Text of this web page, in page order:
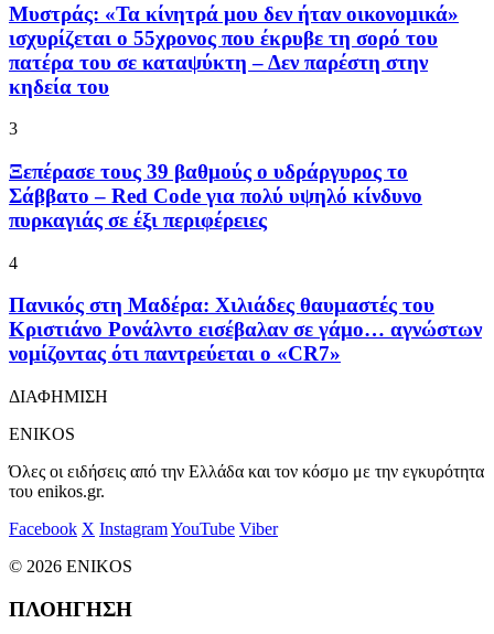
Μυστράς: «Τα κίνητρά μου δεν ήταν οικονομικά»
ισχυρίζεται ο 55χρονος που έκρυβε τη σορό του
πατέρα του σε καταψύκτη – Δεν παρέστη στην
κηδεία του
3
Ξεπέρασε τους 39 βαθμούς ο υδράργυρος το
Σάββατο – Red Code για πολύ υψηλό κίνδυνο
πυρκαγιάς σε έξι περιφέρειες
4
Πανικός στη Μαδέρα: Χιλιάδες θαυμαστές του
Κριστιάνο Ρονάλντο εισέβαλαν σε γάμο… αγνώστων
νομίζοντας ότι παντρεύεται ο «CR7»
ΔΙΑΦΗΜΙΣΗ
ENIKOS
Όλες οι ειδήσεις από την Ελλάδα και τον κόσμο με την εγκυρότητα
του enikos.gr.
Facebook X InstagramYouTube Viber
© 2026 ENIKOS
ΠΛΟΗΓΗΣΗ